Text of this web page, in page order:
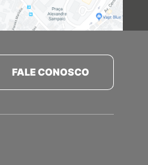
FALE CONOSCO